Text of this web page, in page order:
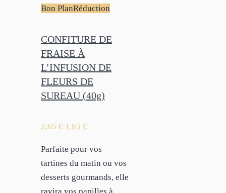
Bon PlanRéduction
CONFITURE DE
FRAISE À
L’INFUSION DE
FLEURS DE
SUREAU (40g)
2,65€ 1,85 €
Parfaite pour vos
tartines du matin ou vos
desserts gourmands, elle
ravira vos papilles à